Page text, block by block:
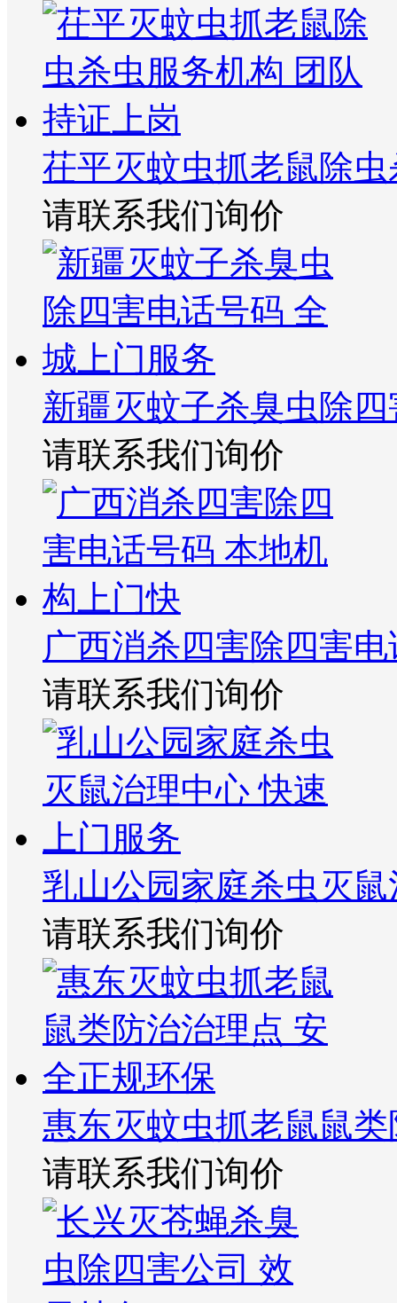
茌平灭蚊虫抓老鼠除
请联系我们询价
新疆灭蚊子杀臭虫除
请联系我们询价
广西消杀四害除四害
请联系我们询价
乳山公园家庭杀虫灭
请联系我们询价
惠东灭蚊虫抓老鼠鼠
请联系我们询价